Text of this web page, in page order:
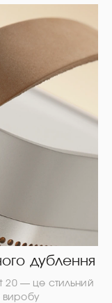
дублення
20 — це стильний
виробу